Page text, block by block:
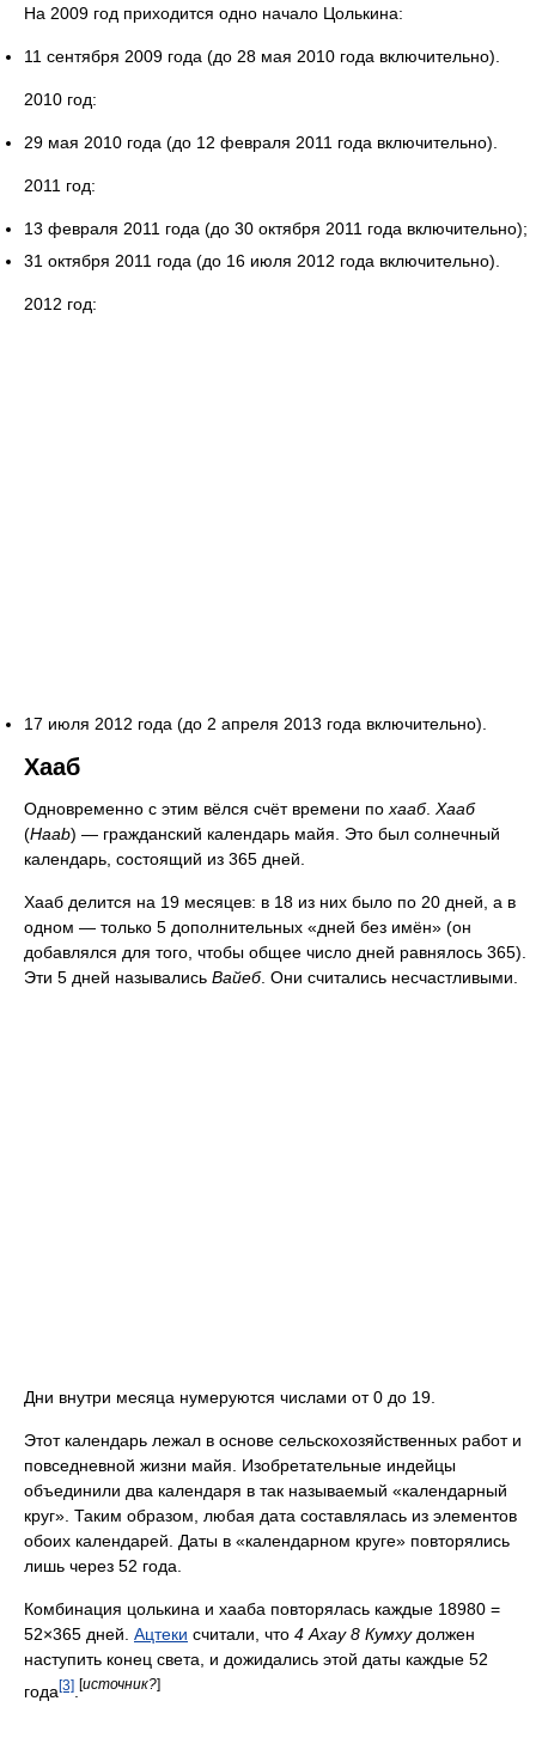
На 2009 год приходится одно начало Цолькина:
11 сентября 2009 года (до 28 мая 2010 года включительно).
2010 год:
29 мая 2010 года (до 12 февраля 2011 года включительно).
2011 год:
13 февраля 2011 года (до 30 октября 2011 года включительно);
31 октября 2011 года (до 16 июля 2012 года включительно).
2012 год:
17 июля 2012 года (до 2 апреля 2013 года включительно).
Хааб
Одновременно с этим вёлся счёт времени по хааб. Хааб
(Haab) — гражданский календарь майя. Это был солнечный
календарь, состоящий из 365 дней.
Хааб делится на 19 месяцев: в 18 из них было по 20 дней, а в
одном — только 5 дополнительных «дней без имён» (он
добавлялся для того, чтобы общее число дней равнялось 365).
Эти 5 дней назывались Вайеб. Они считались несчастливыми.
Дни внутри месяца нумеруются числами от 0 до 19.
Этот календарь лежал в основе сельскохозяйственных работ и
повседневной жизни майя. Изобретательные индейцы
объединили два календаря в так называемый «календарный
круг». Таким образом, любая дата составлялась из элементов
обоих календарей. Даты в «календарном круге» повторялись
лишь через 52 года.
Комбинация цолькина и хааба повторялась каждые 18980 =
52×365 дней. Ацтеки считали, что 4 Ахау 8 Кумхудолжен
наступить конец света, и дожидались этой даты каждые 52
года[3] [источник?]